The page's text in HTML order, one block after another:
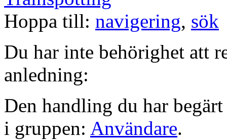
Hoppa till: navigering, sök
Du har inte behörighet att
anledning:
Den handling du har
i gruppen: Användare.